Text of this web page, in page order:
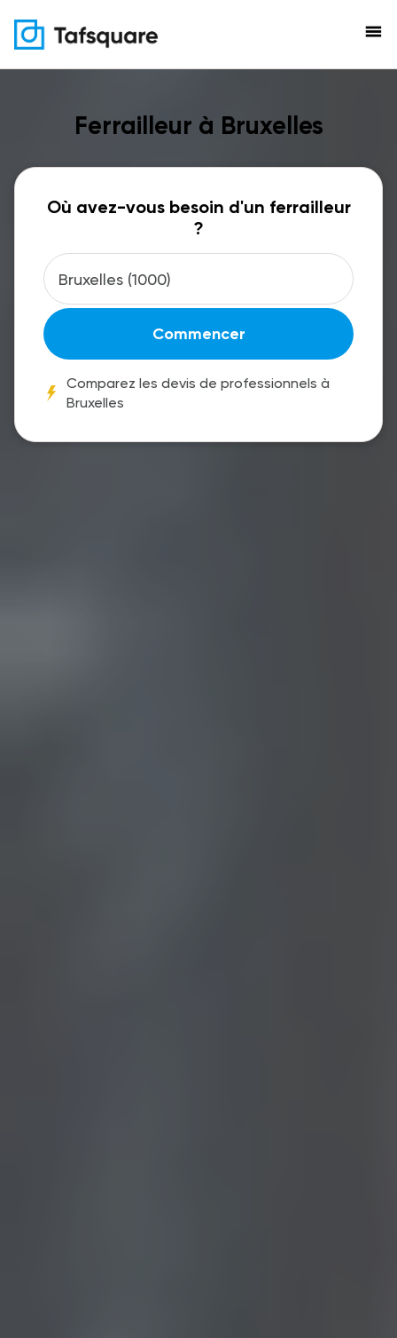
menu
Ferrailleur à Bruxelles
Où avez-vous besoin d'un ferrailleur
?
Commencer
Comparez les devis de professionnels à
Bruxelles